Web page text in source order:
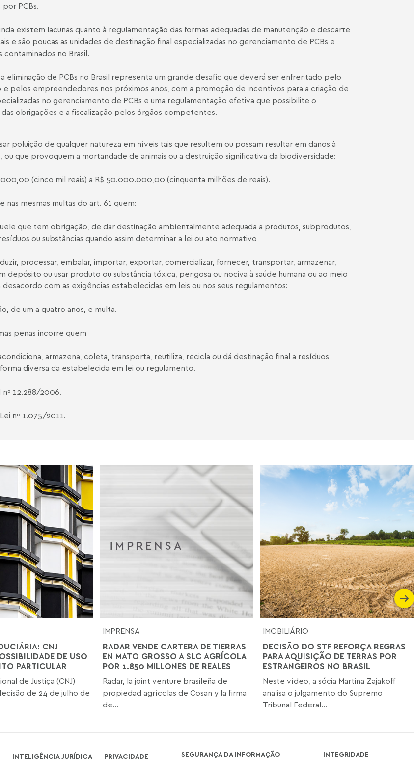
PCBs.
existem lacunas quanto à regulamentação das formas adequadas de manutenção e descarte
e são poucas as unidades de destinação final especializadas no gerenciamento de PCBs e
contaminados no Brasil.
eliminação de PCBs no Brasil representa um grande desafio que deverá ser enfrentado pelo
e pelos empreendedores nos próximos anos, com a promoção de incentivos para a criação de
no gerenciamento de PCBs e uma regulamentação efetiva que possibilite o
obrigações e a fiscalização pelos órgãos competentes.
poluição de qualquer natureza em níveis tais que resultem ou possam resultar em danos à
ou que provoquem a mortandade de animais ou a destruição significativa da biodiversidade:
(cinco mil reais) a R$ 50.000.000,00 (cinquenta milhões de reais).
nas mesmas multas do art. 61 quem:
que tem obrigação, de dar destinação ambientalmente adequada a produtos, subprodutos,
ou substâncias quando assim determinar a lei ou ato normativo
processar, embalar, importar, exportar, comercializar, fornecer, transportar, armazenar,
depósito ou usar produto ou substância tóxica, perigosa ou nociva à saúde humana ou ao meio
com as exigências estabelecidas em leis ou nos seus regulamentos:
de um a quatro anos, e multa.
penas incorre quem
armazena, coleta, transporta, reutiliza, recicla ou dá destinação final a resíduos
diversa da estabelecida em lei ou regulamento.
nº 12.288/2006.
nº 1.075/2011.
CNJ
DE USO
PARTICULAR
de Justiça (CNJ)
de 24 de julho de
IMPRENSA
RADAR VENDE CARTERA DE TIERRAS
EN MATO GROSSO A SLC AGRÍCOLA
POR 1.850 MILLONES DE REALES
Radar, la joint venture brasileña de
propiedad agrícolas de Cosan y la firma
de...
IMOBILIÁRIO
DECISÃO DO STF REFORÇA REGRAS
PARA AQUISIÇÃO DE TERRAS POR
ESTRANGEIROS NO BRASIL
Neste vídeo, a sócia Martina Zajakoff
analisa o julgamento do Supremo
Tribunal Federal...
INTELIGÊNCIA JURÍDICA PRIVACIDADE SEGURANÇA DA INFORMAÇÃO INTEGRIDADE